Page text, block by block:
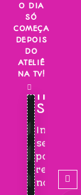
Skip
content
O DIA
SÓ
COMEÇA
DEPOIS
DO
ATELIÊ
NA TV!
SE!
Inscreva-
se
para
receber